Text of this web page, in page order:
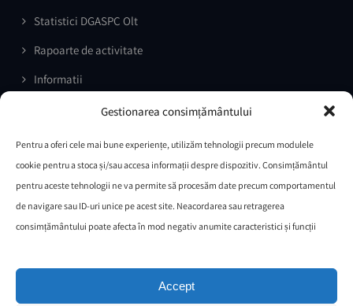
Gestionarea consimțământului
Pentru a oferi cele mai bune experiențe, utilizăm tehnologii precum modulele
cookie pentru a stoca și/sau accesa informații despre dispozitiv. Consimțământul
pentru aceste tehnologii ne va permite să procesăm date precum comportamentul
de navigare sau ID-uri unice pe acest site. Neacordarea sau retragerea
consimțământului poate afecta în mod negativ anumite caracteristici și funcții
Accept
Statistici DGASPC Olt
Rapoarte de activitate
Informatii
Prelucrarea datelor cu caracter personal
Documente necesare selecție grup țintă Proiect ”VENUS –
ÎMPREUNĂ PENTRU O VIAȚĂ ÎN SIGURANȚĂ
Întrebări/Răspunsuri
Comisia paritara